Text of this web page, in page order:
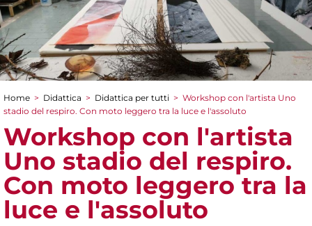
Tu sei qui
Home > Didattica > Didattica per tutti > Workshop con l'artista Uno
stadio del respiro. Con moto leggero tra la luce e l'assoluto
Workshop con l'artista
Uno stadio del respiro.
Con moto leggero tra la
luce e l'assoluto